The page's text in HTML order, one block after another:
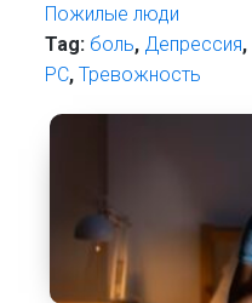
Пожилые люди
Tag: боль, Депрессия,
РС,Тревожность